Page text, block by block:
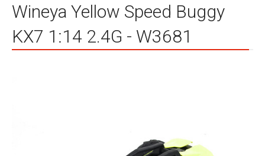
Wineya Yellow Speed Buggy
KX7 1:14 2.4G - W3681